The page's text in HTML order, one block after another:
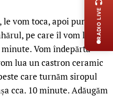
le vom toca, apoi punem
pe care îl vom lăsa să
Vom îndepărta
lua un castron ceramic
care turnăm siropul
cca. 10 minute. Adăugăm
RADIO LIVE